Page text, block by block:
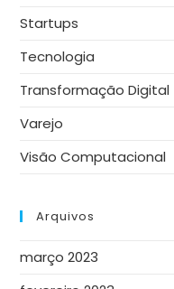
Startups
Tecnologia
Transformação Digital
Varejo
Visão Computacional
Arquivos
março 2023